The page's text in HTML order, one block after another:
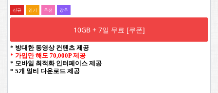
신규 인기 추전 강추
10GB + 7일 무료 [쿠폰]
* 방대한 동영상 컨텐츠 제공
* 가입만 해도 70,000P 제공
* 모바일 최적화 인터페이스 제공
* 5개 멀티 다운로드 제공